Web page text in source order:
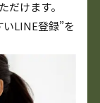
だけます。
LINE登録”を